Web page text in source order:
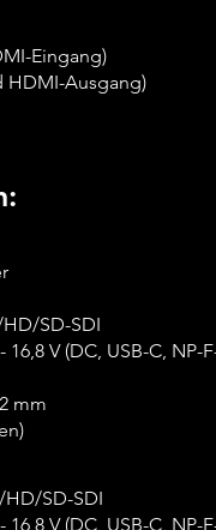
Eingang)
HDMI-Ausgang)
SD-SDI
16,8 V (DC, USB-C, NP-
mm
SD-SDI
16,8 V (DC, USB-C, NP-